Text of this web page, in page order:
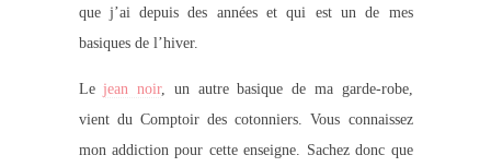
que j’ai depuis des années et qui est un de mes
basiques de l’hiver.
Le jean noir, un autre basique de ma garde-robe,
vient du Comptoir des cotonniers. Vous connaissez
mon addiction pour cette enseigne. Sachez donc que